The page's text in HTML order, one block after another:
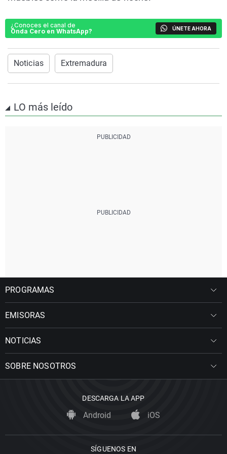
¿Conoces el canal de
Onda Cero en WhatsApp?
ÚNETE AHORA
Noticias Extremadura
LO más leído
PROGRAMAS
EMISORAS
NOTICIAS
SOBRE NOSOTROS
DESCARGA LA APP
Android iOS
SÍGUENOS EN